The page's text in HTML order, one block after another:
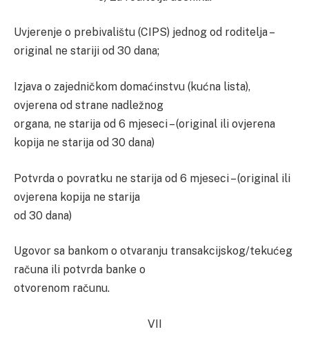
Uvjerenje o prebivalištu (CIPS) jednog od roditelja –
original ne stariji od 30 dana;
Izjava o zajedničkom domaćinstvu (kućna lista),
ovjerena od strane nadležnog
organa, ne starija od 6 mjeseci – (original ili ovjerena
kopija ne starija od 30 dana)
Potvrda o povratku ne starija od 6 mjeseci – (original ili
ovjerena kopija ne starija
od 30 dana)
Ugovor sa bankom o otvaranju transakcijskog/tekućeg
računa ili potvrda banke o
otvorenom računu.
VII